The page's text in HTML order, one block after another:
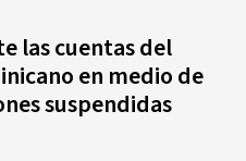
las cuentas del
en medio de
suspendidas